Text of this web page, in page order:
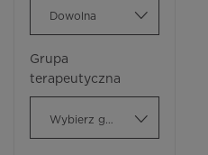
Dowolna
Grupa
terapeutyczna